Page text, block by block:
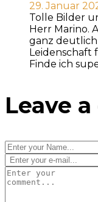
29. Januar
Tolle Bilder
Herr Marino.
ganz
Leidenschaft
Finde ich
Leave